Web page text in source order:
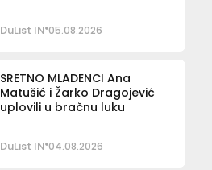
DuList IN 05.08.2026
SRETNO MLADENCI Ana
Matušić i Žarko Dragojević
uplovili u bračnu luku
DuList IN 04.08.2026